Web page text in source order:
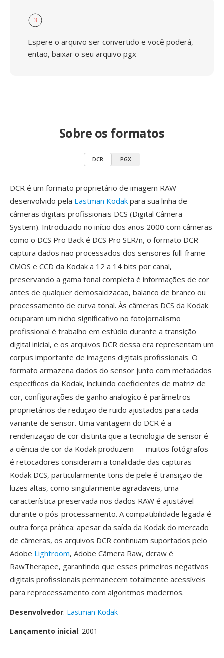
3
Espere o arquivo ser convertido e você poderá,
então, baixar o seu arquivo pgx
Sobre os formatos
DCR PGX
DCR é um formato proprietário de imagem RAW
desenvolvido pela Eastman Kodak para sua linha de
câmeras digitais profissionais DCS (Digital Câmera
System). Introduzido no início dos anos 2000 com câmeras
como o DCS Pro Back é DCS Pro SLR/n, o formato DCR
captura dados não processados dos sensores full-frame
CMOS e CCD da Kodak a 12 a 14 bits por canal,
preservando a gama tonal completa é informações de cor
antes de qualquer demosaicizacao, balanco de branco ou
processamento de curva tonal. Às câmeras DCS da Kodak
ocuparam um nicho significativo no fotojornalismo
profissional é trabalho em estúdio durante a transição
digital inicial, e os arquivos DCR dessa era representam um
corpus importante de imagens digitais profissionais. O
formato armazena dados do sensor junto com metadados
específicos da Kodak, incluindo coeficientes de matriz de
cor, configurações de ganho analogico é parâmetros
proprietários de redução de ruido ajustados para cada
variante de sensor. Uma vantagem do DCR é a
renderização de cor distinta que a tecnologia de sensor é
a ciência de cor da Kodak produzem — muitos fotógrafos
é retocadores consideram a tonalidade das capturas
Kodak DCS, particularmente tons de pele é transição de
luzes altas, como singularmente agradaveis, uma
característica preservada nos dados RAW é ajustável
durante o pós-processamento. A compatibilidade legada é
outra força prática: apesar da saída da Kodak do mercado
de câmeras, os arquivos DCR continuam suportados pelo
Adobe Lightroom, Adobe Câmera Raw, dcraw é
RawTherapee, garantindo que esses primeiros negativos
digitais profissionais permanecem totalmente acessíveis
para reprocessamento com algoritmos modernos.
Desenvolvedor: Eastman Kodak
Lançamento inicial: 2001